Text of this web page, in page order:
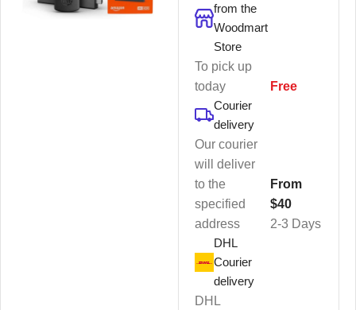
from the
Woodmart
Store
To pick up
today
Free
Courier
delivery
Our courier
will deliver
to the
specified
address
2-3 Days
From
$40
DHL
Courier
delivery
DHL